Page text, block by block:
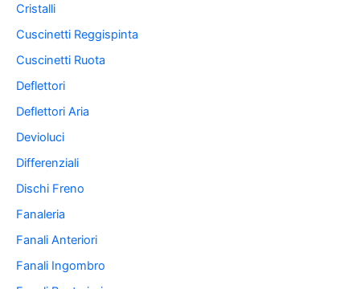
Cristalli
Cuscinetti Reggispinta
Cuscinetti Ruota
Deflettori
Deflettori Aria
Devioluci
Differenziali
Dischi Freno
Fanaleria
Fanali Anteriori
Fanali Ingombro